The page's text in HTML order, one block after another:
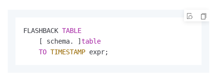
FLASHBACK TABLE
    [ schema. ]
table
TO TIMESTAMP expr;